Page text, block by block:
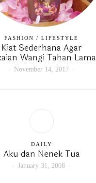
FASHION /LIFESTYLE
Kiat Sederhana Agar
Wangi Tahan Lama
November 14, 2017
DAILY
Aku dan Nenek Tua
January 31, 2008